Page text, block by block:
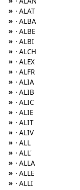
» · ALAT
» · ALBA
» · ALBE
» · ALBI
» · ALCH
» · ALEX
» · ALFR
» · ALIA
» · ALIB
» · ALIC
» · ALIE
» · ALIT
» · ALIV
» · ALL
» · ALL'
» · ALLA
» · ALLE
» · ALLI